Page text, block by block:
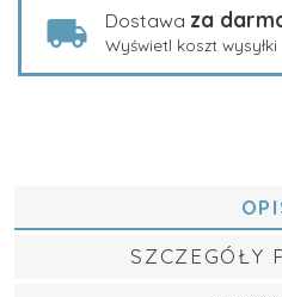
Dostawa za
Wyświetl koszt wysyłki
SZCZEGÓŁY